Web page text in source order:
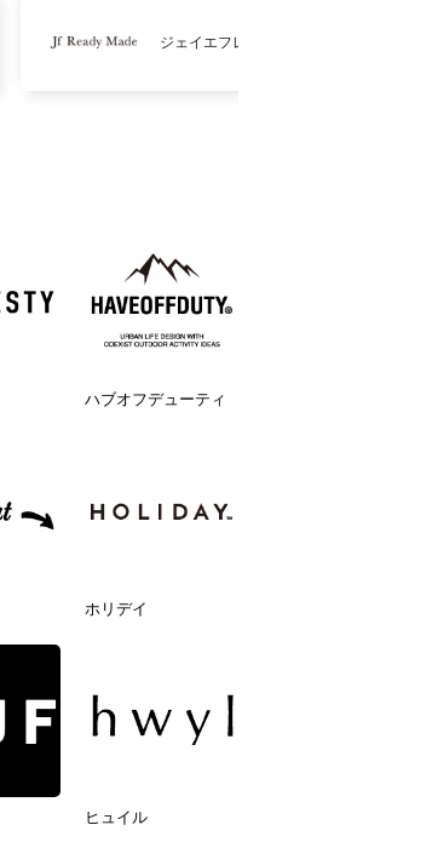
ジェイエフレディメイド
ハブオフデューティ
ホリデイ
ヒュイル